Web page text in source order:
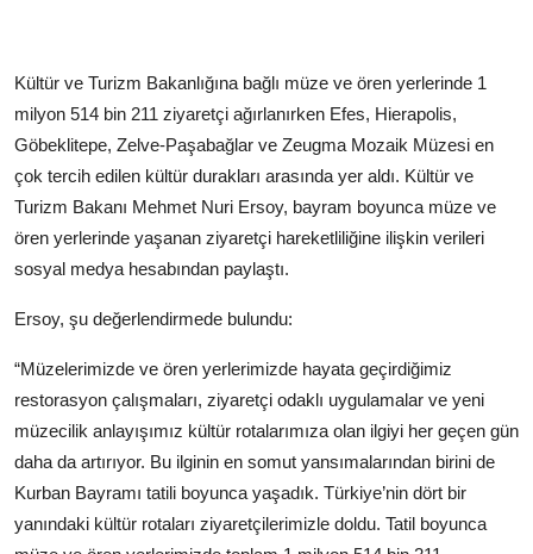
Kültür ve Turizm Bakanlığına bağlı müze ve ören yerlerinde 1
milyon 514 bin 211 ziyaretçi ağırlanırken Efes, Hierapolis,
Göbeklitepe, Zelve-Paşabağlar ve Zeugma Mozaik Müzesi en
çok tercih edilen kültür durakları arasında yer aldı. Kültür ve
Turizm Bakanı Mehmet Nuri Ersoy, bayram boyunca müze ve
ören yerlerinde yaşanan ziyaretçi hareketliliğine ilişkin verileri
sosyal medya hesabından paylaştı.
Ersoy, şu değerlendirmede bulundu:
“Müzelerimizde ve ören yerlerimizde hayata geçirdiğimiz
restorasyon çalışmaları, ziyaretçi odaklı uygulamalar ve yeni
müzecilik anlayışımız kültür rotalarımıza olan ilgiyi her geçen gün
daha da artırıyor. Bu ilginin en somut yansımalarından birini de
Kurban Bayramı tatili boyunca yaşadık. Türkiye’nin dört bir
yanındaki kültür rotaları ziyaretçilerimizle doldu. Tatil boyunca